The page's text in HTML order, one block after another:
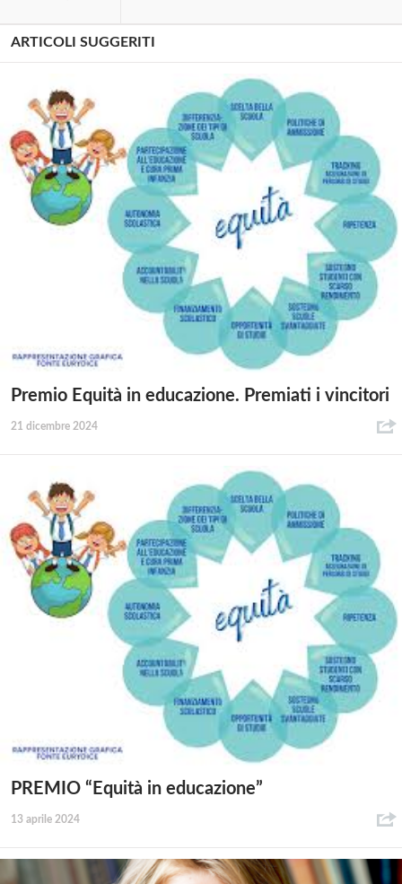
ARTICOLI SUGGERITI
Premio Equità in educazione. Premiati i vincitori
21 dicembre 2024
PREMIO “Equità in educazione”
13 aprile 2024